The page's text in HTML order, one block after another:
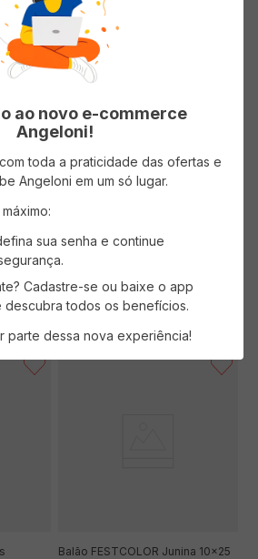
Fogueira EVA
ADICIONAR AO CARRINHO
Balão FESTCOLOR Junina 10x25
ao novo e-commerce
Angeloni!
toda a praticidade das ofertas e
Angeloni em um só lugar.
sua senha e continue
Cadastre-se ou baixe o app
descubra todos os benefícios.
parte dessa nova experiência!